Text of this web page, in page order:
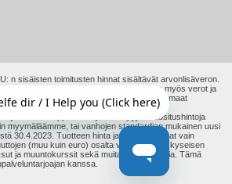
n sisäisten toimitusten hinnat sisältävät arvonlisäveron.
kuningaskuntaan ja Sveitsiin maksamme myös verot ja
lopullisia hintoja. Muut EU: n ulkopuoliset maat
ja maksuja.
tai eurooppalaisen jälleenmyyjän suositushintoja
myymäläämme, tai vanhojen standardien mukainen uusi
30.4.2023. Tuotteen hinta ja postikulut ovat vain
(muu kuin euro) osalta voidaan lisätä kyseisen
ja muuntokurssit sekä muita kustannuksia. Tämä
kanssa.